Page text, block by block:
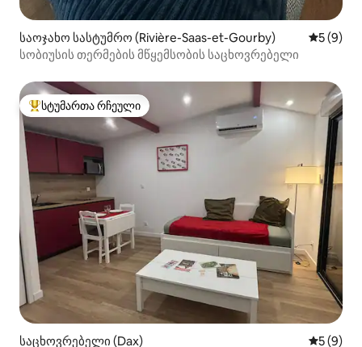
საოჯახო სასტუმრო (Rivière-Saas-et-Gourby) საშუალო
5 (9)
სობიუსის თერმების მწყემსობის საცხოვრებელი
სტუმართა რჩეული მოწინავე ვარიანტი
სტუმართა რჩეული
საცხოვრებელი (Dax) საშუალო
5 (9)